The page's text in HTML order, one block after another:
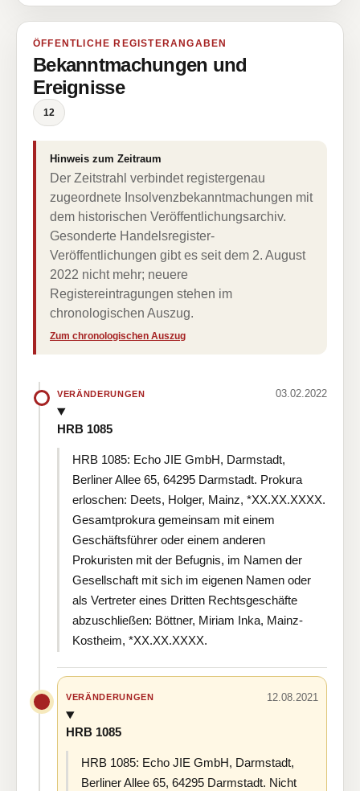
ÖFFENTLICHE REGISTERANGABEN
Bekanntmachungen und
Ereignisse
12
Hinweis zum Zeitraum
Der Zeitstrahl verbindet registergenau
zugeordnete Insolvenzbekanntmachungen mit
dem historischen Veröffentlichungsarchiv.
Gesonderte Handelsregister-
Veröffentlichungen gibt es seit dem 2. August
2022 nicht mehr; neuere
Registereintragungen stehen im
chronologischen Auszug.
Zum chronologischen Auszug
VERÄNDERUNGEN 03.02.2022
HRB 1085
HRB 1085: Echo JIE GmbH, Darmstadt,
Berliner Allee 65, 64295 Darmstadt. Prokura
erloschen: Deets, Holger, Mainz, *XX.XX.XXXX.
Gesamtprokura gemeinsam mit einem
Geschäftsführer oder einem anderen
Prokuristen mit der Befugnis, im Namen der
Gesellschaft mit sich im eigenen Namen oder
als Vertreter eines Dritten Rechtsgeschäfte
abzuschließen: Böttner, Miriam Inka, Mainz-
Kostheim, *XX.XX.XXXX.
VERÄNDERUNGEN 12.08.2021
HRB 1085
HRB 1085: Echo JIE GmbH, Darmstadt,
Berliner Allee 65, 64295 Darmstadt. Nicht